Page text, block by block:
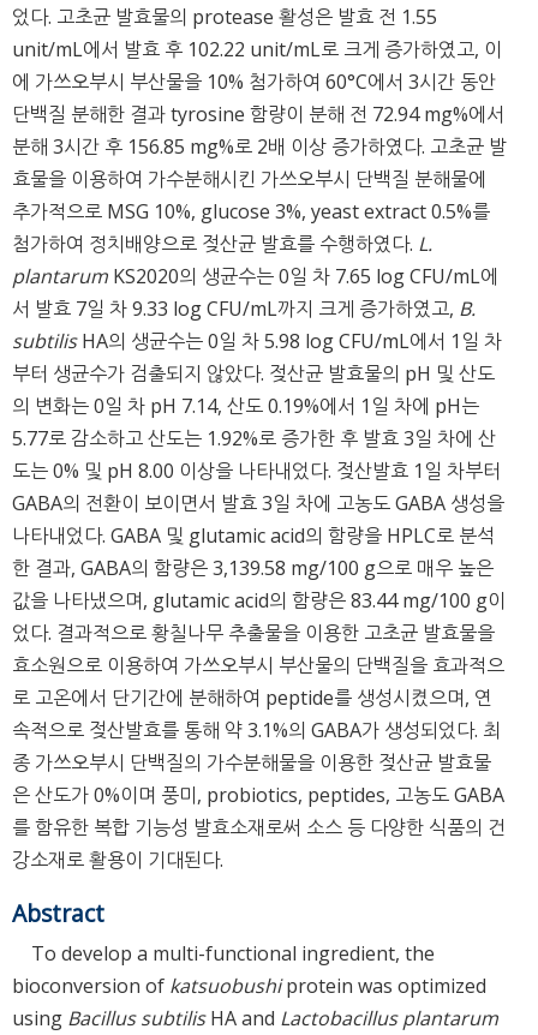
었다. 고초균 발효물의 protease 활성은 발효 전 1.55
unit/mL에서 발효 후 102.22 unit/mL로 크게 증가하였고, 이
에 가쓰오부시 부산물을 10% 첨가하여 60°C에서 3시간 동안
단백질 분해한 결과 tyrosine 함량이 분해 전 72.94 mg%에서
분해 3시간 후 156.85 mg%로 2배 이상 증가하였다. 고초균 발
효물을 이용하여 가수분해시킨 가쓰오부시 단백질 분해물에
추가적으로 MSG 10%, glucose 3%, yeast extract 0.5%를
첨가하여 정치배양으로 젖산균 발효를 수행하였다. L.
plantarum KS2020의 생균수는 0일 차 7.65 log CFU/mL에
서 발효 7일 차 9.33 log CFU/mL까지 크게 증가하였고, B.
subtilisHA의 생균수는 0일 차 5.98 log CFU/mL에서 1일 차
부터 생균수가 검출되지 않았다. 젖산균 발효물의 pH 및 산도
의 변화는 0일 차 pH 7.14, 산도 0.19%에서 1일 차에 pH는
5.77로 감소하고 산도는 1.92%로 증가한 후 발효 3일 차에 산
도는 0% 및 pH 8.00 이상을 나타내었다. 젖산발효 1일 차부터
GABA의 전환이 보이면서 발효 3일 차에 고농도 GABA 생성을
나타내었다. GABA 및 glutamic acid의 함량을 HPLC로 분석
한 결과, GABA의 함량은 3,139.58 mg/100 g으로 매우 높은
값을 나타냈으며, glutamic acid의 함량은 83.44 mg/100 g이
었다. 결과적으로 황칠나무 추출물을 이용한 고초균 발효물을
효소원으로 이용하여 가쓰오부시 부산물의 단백질을 효과적으
로 고온에서 단기간에 분해하여 peptide를 생성시켰으며, 연
속적으로 젖산발효를 통해 약 3.1%의 GABA가 생성되었다. 최
종 가쓰오부시 단백질의 가수분해물을 이용한 젖산균 발효물
은 산도가 0%이며 풍미, probiotics, peptides, 고농도 GABA
를 함유한 복합 기능성 발효소재로써 소스 등 다양한 식품의 건
강소재로 활용이 기대된다.
Abstract
To develop a multi-functional ingredient, the
bioconversion of katsuobushiprotein was optimized
using Bacillus subtilisHA and Lactobacillus plantarum